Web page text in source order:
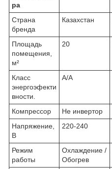
ра
Страна
бренда
Казахстан
Площадь
помещения,
м²
20
Класс
энергоэфекти
вности.
A/A
Компрессор Не инвертор
Напряжение,
В
220-240
Режим
работы
Охлаждение /
Обогрев